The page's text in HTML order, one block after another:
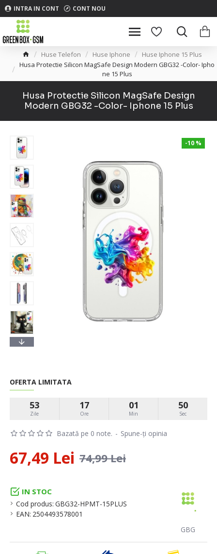
INTRA IN CONT CONT NOU
Huse Telefon Huse Iphone
Huse Iphone 15 Plus
Husa Protectie Silicon MagSafe Design Modern GBG32 -Color- Ipho
ne 15 Plus
Husa Protectie Silicon MagSafe Design
Modern GBG32 -Color- Iphone 15 Plus
-10 %
IN STOC
Cod produs: GBG32-HPMT-15PLUS
EAN: 2504493578001
GBG
Bazată pe 0 note. - Spune-ţi opinia
OFERTA LIMITATA
53
Zile
17
Ore
01
Min
49
Sec
67,49 Lei 74,99 Lei